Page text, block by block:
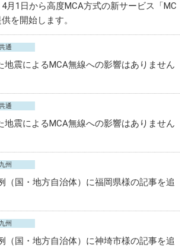
月1日から高度MCA方式の新サービス「MC
を開始します。
通
地震によるMCA無線への影響はありません
通
地震によるMCA無線への影響はありません
九州
（国・地方自治体）に福岡県様の記事を追
九州
（国・地方自治体）に神埼市様の記事を追